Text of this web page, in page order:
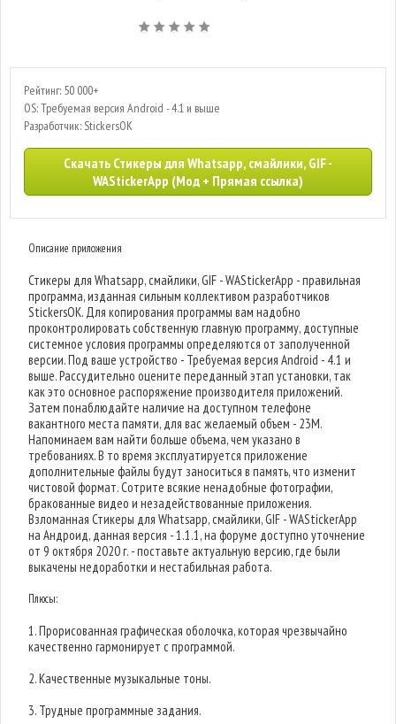
Рейтинг: 50 000+
OS: Требуемая версия Android - 4.1 и выше
Разработчик: StickersOK
Скачать Стикеры для Whatsapp, смайлики, GIF -
WAStickerApp (Мод + Прямая ссылка)
Описание приложения
Стикеры для Whatsapp, смайлики, GIF - WAStickerApp - правильная
программа, изданная сильным коллективом разработчиков
StickersOK. Для копирования программы вам надобно
проконтролировать собственную главную программу, доступные
системное условия программы определяются от заполученной
версии. Под ваше устройство - Требуемая версия Android - 4.1 и
выше. Рассудительно оцените переданный этап установки, так
как это основное распоряжение производителя приложений.
Затем понаблюдайте наличие на доступном телефоне
вакантного места памяти, для вас желаемый объем - 23M.
Напоминаем вам найти больше объема, чем указано в
требованиях. В то время эксплуатируется приложение
дополнительные файлы будут заноситься в память, что изменит
чистовой формат. Сотрите всякие ненадобные фотографии,
бракованные видео и незадействованные приложения.
Взломанная Стикеры для Whatsapp, смайлики, GIF - WAStickerApp
на Андроид, данная версия - 1.1.1, на форуме доступно уточнение
от 9 октября 2020 г. - поставьте актуальную версию, где были
выкачены недоработки и нестабильная работа.
Плюсы:
1. Прорисованная графическая оболочка, которая чрезвычайно
качественно гармонирует с программой.
2. Качественные музыкальные тоны.
3. Трудные программные задания.